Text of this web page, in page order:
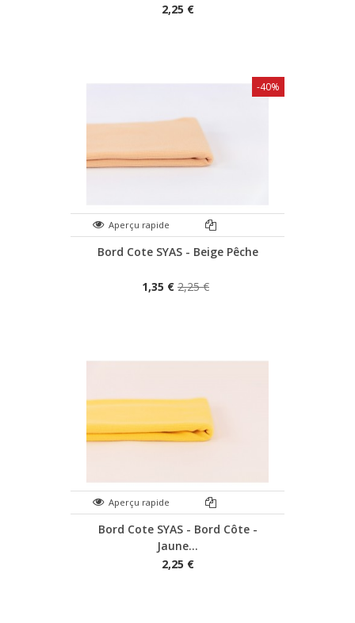
2,25 €
Aperçu rapide
Bord Cote SYAS - Beige Pêche
1,35 € 2,25 €
-40%
Aperçu rapide
Bord Cote SYAS - Bord Côte -
Jaune...
2,25 €